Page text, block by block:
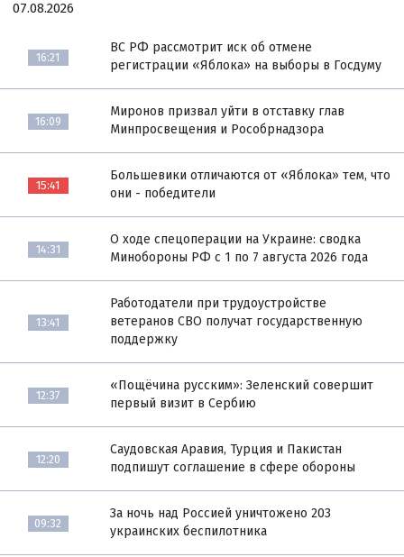
07.08.2026
16:21
ВС РФ рассмотрит иск об отмене
регистрации «Яблока» на выборы в Госдуму
16:09
Миронов призвал уйти в отставку глав
Минпросвещения и Рособрнадзора
15:41
Большевики отличаются от «Яблока» тем, что
они - победители
14:31
О ходе спецоперации на Украине: сводка
Минобороны РФ с 1 по 7 августа 2026 года
13:41
Работодатели при трудоустройстве
ветеранов СВО получат государственную
поддержку
12:37
«Пощёчина русским»: Зеленский совершит
первый визит в Сербию
12:20
Саудовская Аравия, Турция и Пакистан
подпишут соглашение в сфере обороны
09:32
За ночь над Россией уничтожено 203
украинских беспилотника